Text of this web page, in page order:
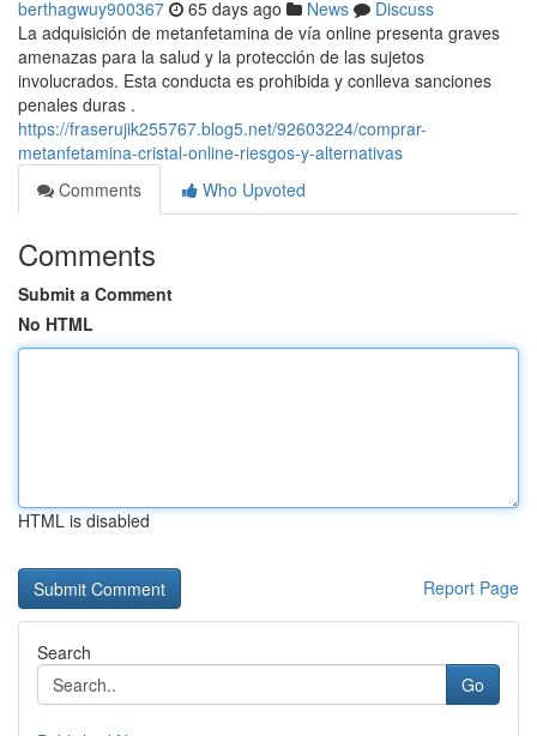
berthagwuy900367 65 days ago News
Discuss
La adquisición de metanfetamina de vía online presenta graves
amenazas para la salud y la protección de las sujetos
involucrados. Esta conducta es prohibida y conlleva sanciones
penales duras .
https://fraserujik255767.blog5.net/92603224/comprar-
metanfetamina-cristal-online-riesgos-y-alternativas
Comments
Who Upvoted
Comments
Submit a Comment
No HTML
HTML is disabled
Report Page
Search
Go